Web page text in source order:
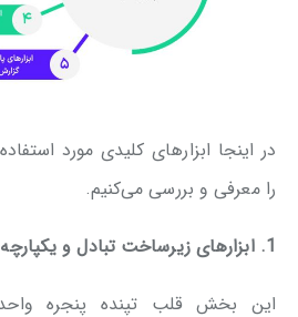
در اینجا ابزارهای کلیدی مورد
را معرفی و بررسی می‌کنیم.
1. ابزارهای زیرساخت تبادل و یکپارچه‌سازی داده‌ها
این بخش قلب تپنده پنجره